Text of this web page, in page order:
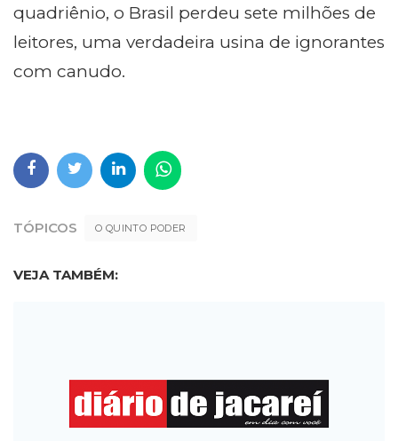
quadriênio, o Brasil perdeu sete milhões de
leitores, uma verdadeira usina de ignorantes
com canudo.
TÓPICOS O QUINTO PODER
VEJA TAMBÉM: